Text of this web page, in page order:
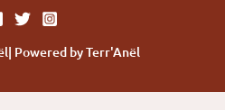
Powered by Terr'Anël